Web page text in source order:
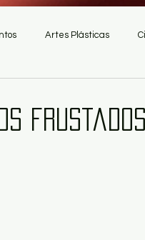
Artes Plásticas